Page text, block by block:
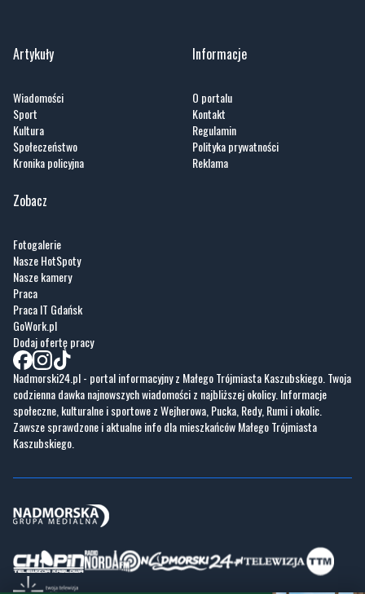
Artykuły
Wiadomości
Sport
Kultura
Społeczeństwo
Kronika policyjna
Informacje
O portalu
Kontakt
Regulamin
Polityka prywatności
Reklama
Zobacz
Fotogalerie
Nasze HotSpoty
Nasze kamery
Praca
Praca IT Gdańsk
GoWork.pl
Dodaj ofertę pracy
Nadmorski24.pl - portal informacyjny z Małego Trójmiasta Kaszubskiego. Twoja
codzienna dawka najnowszych wiadomości z najbliższej okolicy. Informacje
społeczne, kulturalne i sportowe z Wejherowa, Pucka, Redy, Rumi i okolic.
Zawsze sprawdzone i aktualne info dla mieszkańców Małego Trójmiasta
Kaszubskiego.